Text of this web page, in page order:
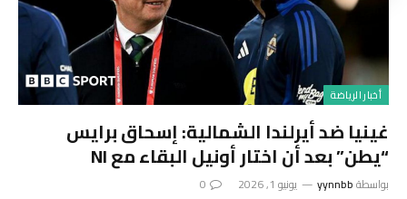
أخبار الرياضة
غينيا ضد أيرلندا الشمالية: إسحاق برايس
“يطن” بعد أن اختار أونيل البقاء مع NI
بواسطةyynnbb يونيو 1, 2026 0